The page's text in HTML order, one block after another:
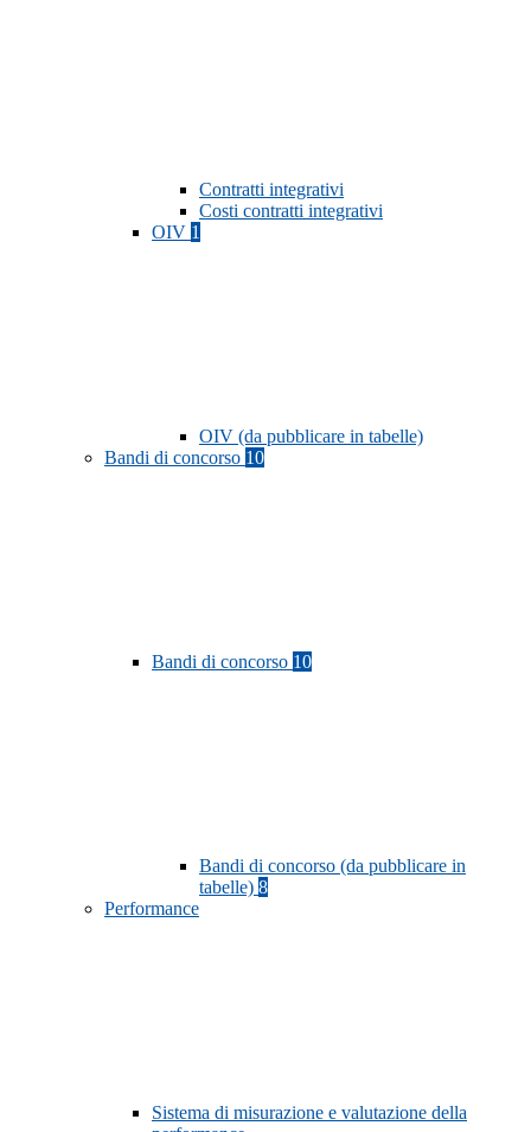
Contratti integrativi
Costi contratti integrativi
OIV 1
OIV (da pubblicare in tabelle)
Bandi di concorso 10
Bandi di concorso 10
Bandi di concorso (da pubblicare in
tabelle) 8
Performance
Sistema di misurazione e valutazione della